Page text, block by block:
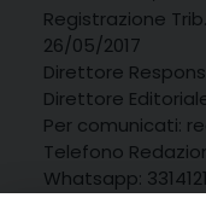
Registrazione
26/05/2017
Direttore
Direttore
Per comunicati:
Telefono
Whatsapp: